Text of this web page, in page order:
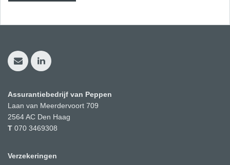
Assurantiebedrijf van Peppen
Laan van Meerdervoort 709
2564 AC Den Haag
T 070 3469308
Verzekeringen